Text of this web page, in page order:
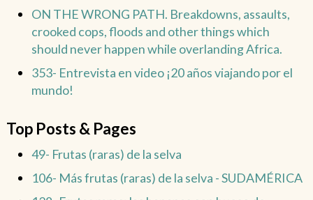
ON THE WRONG PATH. Breakdowns, assaults,
crooked cops, floods and other things which
should never happen while overlanding Africa.
353- Entrevista en video ¡20 años viajando por el
mundo!
Top Posts & Pages
49- Frutas (raras) de la selva
106- Más frutas (raras) de la selva - SUDAMÉRICA